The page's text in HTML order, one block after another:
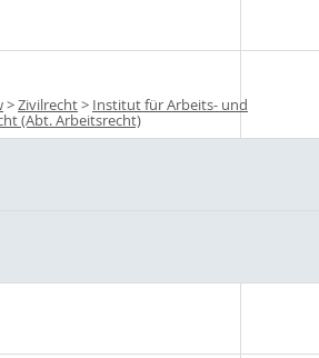
>Zivilrecht> Institut für Arbeits- und
(Abt. Arbeitsrecht)